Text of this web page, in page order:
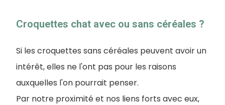
Croquettes chat avec ou sans céréales ?
Si les croquettes sans céréales peuvent avoir un
intérêt, elles ne l'ont pas pour les raisons
auxquelles l'on pourrait penser.
Par notre proximité et nos liens forts avec eux,